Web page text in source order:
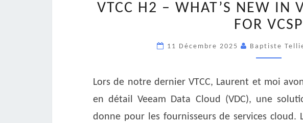
H2
–
DATA
CLOUD
VTCC H2 – WHAT’S NEW IN
FOR VCSP
11 Décembre 2025 Baptiste
Lors de notre dernier VTCC, Laurent et moi
en détail Veeam Data Cloud (VDC), une
donne pour les fournisseurs de services cloud.